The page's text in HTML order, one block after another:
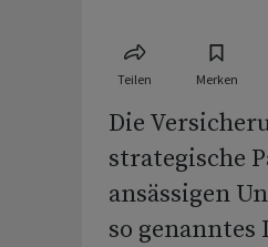
Teilen Merken
Die
strategische
ansässigen
so genanntes